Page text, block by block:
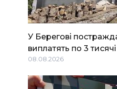
У Берегові
виплатять по 3
08.08.2026